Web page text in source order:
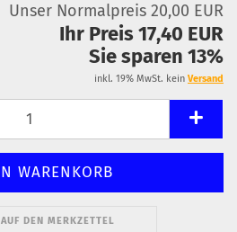
Unser Normalpreis 20,00 EUR
Ihr Preis 17,40 EUR
Sie sparen 13%
inkl. 19% MwSt. kein Versand
AUF DEN MERKZETTEL